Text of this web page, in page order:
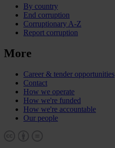
By country
End corruption
Corruptionary A-Z
Report corruption
More
Career & tender opportunities
Contact
How we operate
How we're funded
How we're accountable
Our people